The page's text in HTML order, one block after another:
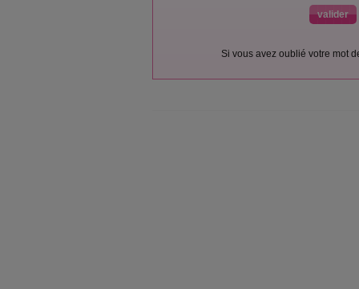
Si vous avez oublié votre mot